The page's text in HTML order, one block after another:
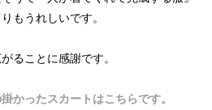
もうれしいです。
ることに感謝です。
かったスカートはこちらです。